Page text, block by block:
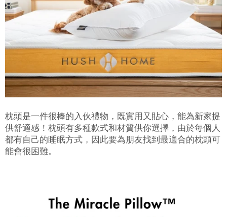
枕頭是一件很棒的入伙禮物，既實用又貼心，能為新家提
供舒適感！枕頭有多種款式和材質供你選擇，由於每個人
都有自己的睡眠方式，因此要為朋友找到最適合的枕頭可
能會很困難。
千萬不要錯過! 輸入電子郵箱即享獨
家迎新優惠.